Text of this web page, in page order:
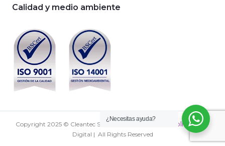
Calidad y medio ambiente
Copyright 2025 © Cleantec S.L. | Diseño web Desarrollo Sumur
Digital | All Rights Reserved
¿Necesitas ayuda?